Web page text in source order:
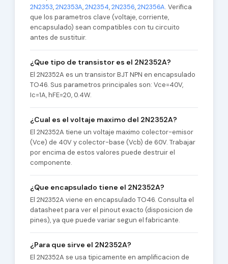
2N2353,2N2353A,2N2354,2N2356,2N2356A. Verifica
que los parametros clave (voltaje, corriente,
encapsulado) sean compatibles con tu circuito
antes de sustituir.
¿Que tipo de transistor es el 2N2352A?
El 2N2352A es un transistor BJT NPN en encapsulado
TO46. Sus parametros principales son: Vce=40V,
Ic=1A, hFE=20, 0.4W.
¿Cual es el voltaje maximo del 2N2352A?
El 2N2352A tiene un voltaje maximo colector-emisor
(Vce) de 40V y colector-base (Vcb) de 60V. Trabajar
por encima de estos valores puede destruir el
componente.
¿Que encapsulado tiene el 2N2352A?
El 2N2352A viene en encapsulado TO46. Consulta el
datasheet para ver el pinout exacto (disposicion de
pines), ya que puede variar segun el fabricante.
¿Para que sirve el 2N2352A?
El 2N2352A se usa tipicamente en amplificacion de